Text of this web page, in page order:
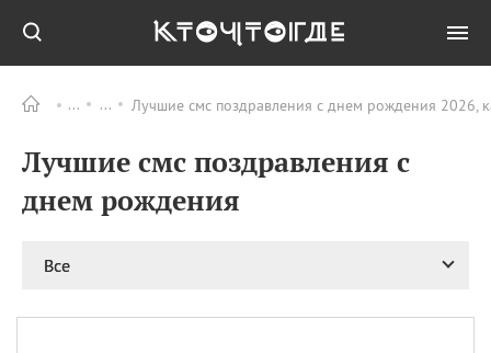
Лучшие смс поздравления с днем рождения 2026,
Лучшие смс поздравления с
днем рождения
Все
ПРАЗДНИКИ Все
06.08 Преображение
Господне у западных
Романа и Давида